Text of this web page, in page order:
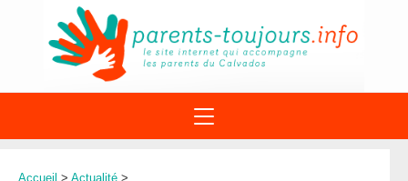
Accueil > Actualité >